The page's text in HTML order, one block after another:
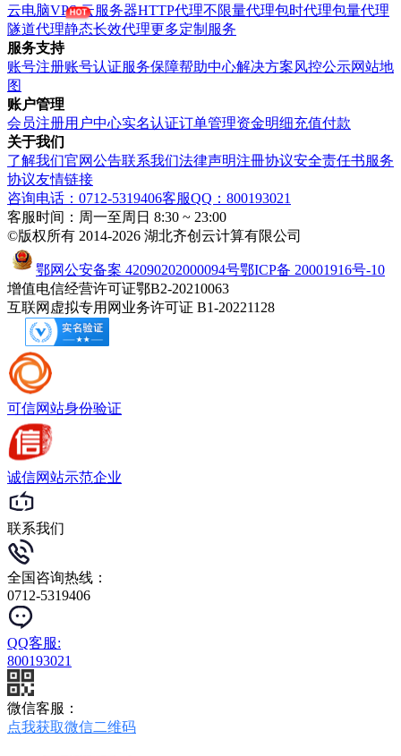
云电脑VPS云服务器HTTP代理不限量代理包时代理包量代理
隧道代理静态长效代理更多定制服务
服务支持
账号注册账号认证服务保障帮助中心解决方案风控公示网站地
图
账户管理
会员注册用户中心实名认证订单管理资金明细充值付款
关于我们
了解我们官网公告联系我们法律声明注冊协议安全责任书服务
协议友情链接
咨询电话：0712-5319406客服QQ：800193021
客服时间：周一至周日 8:30 ~ 23:00
©版权所有 2014-2026 湖北齐创云计算有限公司
鄂网公安备案 42090202000094号鄂ICP备 20001916号-10
增值电信经营许可证鄂B2-20210063
互联网虚拟专用网业务许可证 B1-20221128
可信网站身份验证
诚信网站示范企业
联系我们
全国咨询热线：
0712-5319406
QQ客服:
800193021
微信客服：
点我获取微信二维码